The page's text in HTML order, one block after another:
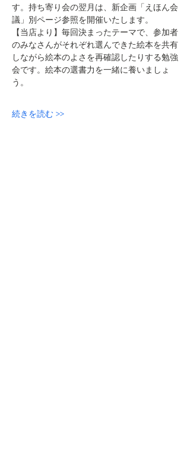
す。持ち寄り会の翌月は、新企画「えほん会
議」別ページ参照を開催いたします。
【当店より】毎回決まったテーマで、参加者
のみなさんがそれぞれ選んできた絵本を共有
しながら絵本のよさを再確認したりする勉強
会です。絵本の選書力を一緒に養いましょ
う。
続きを読む >>